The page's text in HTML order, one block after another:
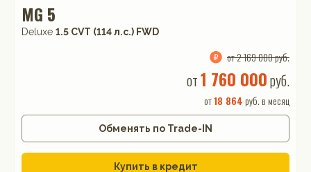
MG 5
Deluxe 1.5 CVT (114 л.с.) FWD
от 2 169 000 руб.
от1 760 000руб.
от18 864 руб. в месяц
Обменять по Trade-IN
Купить в кредит